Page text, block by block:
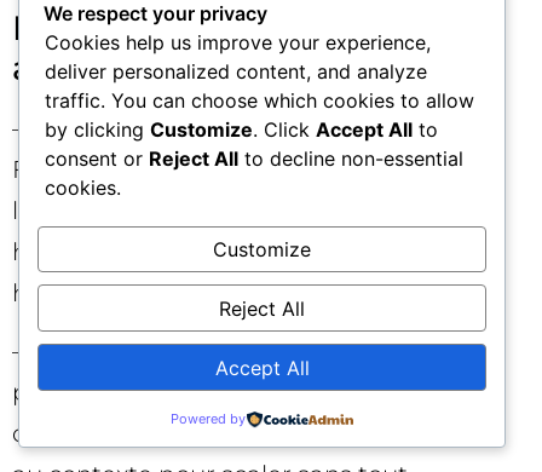
Nettoyage intelligent des
actifs 🧪
– Retirez progressivement les actifs «
Faibles » qui ont eu le temps de prouver
leur inefficacité, mais gardez-en un
historique pour éviter les allers-retours
hasardeux.
– Dupliquez les annonces responsives
performantes dans des groupes
d’annonces sœurs en adaptant 2–3 titres
We respect your privacy
Cookies help us improve your experience,
deliver personalized content, and analyze
traffic. You can choose which cookies to allow
by clicking Customize. Click Accept All to
consent or Reject All to decline non-essential
cookies.
Customize
Reject All
Accept All
Powered by